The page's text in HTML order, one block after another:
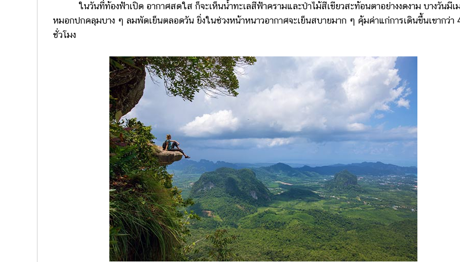
ในวันที่ท้องฟ้าเปิด อากาศสดใส ก็จะเห็นน้ำทะเลสีฟ้าครามและป่าไม้สีเขียวสะท้อนตาอย่างงดงาม บางวันมีเ
หมอกปกคลุมบาง ๆ ลมพัดเย็นตลอดวัน ยิ่งในช่วงหน้าหนาวอากาศจะเย็นสบายมาก ๆ คุ้มค่าแก่การเดินขึ้นเขากว่า
ชั่วโมง